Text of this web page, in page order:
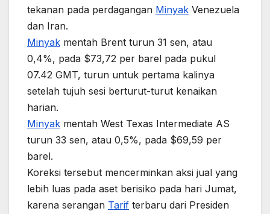
tekanan pada perdagangan Minyak Venezuela
dan Iran.
Minyak mentah Brent turun 31 sen, atau
0,4%, pada $73,72 per barel pada pukul
07.42 GMT, turun untuk pertama kalinya
setelah tujuh sesi berturut-turut kenaikan
harian.
Minyak mentah West Texas Intermediate AS
turun 33 sen, atau 0,5%, pada $69,59 per
barel.
Koreksi tersebut mencerminkan aksi jual yang
lebih luas pada aset berisiko pada hari Jumat,
karena serangan Tarif terbaru dari Presiden